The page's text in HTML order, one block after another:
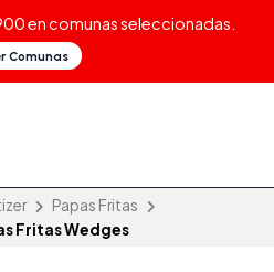
en comunas seleccionadas.
Comunas
Papas Fritas
Fritas Wedges